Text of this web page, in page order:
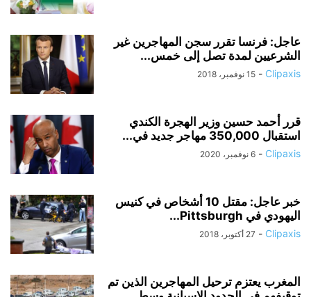
عاجل: فرنسا تقرر سجن المهاجرين غير
الشرعيين لمدة تصل إلى خمس...
Clipaxis
- 15 نوفمبر، 2018
قرر أحمد حسين وزير الهجرة الكندي
استقبال 350,000 مهاجر جديد في...
Clipaxis
- 6 نوفمبر، 2020
خبر عاجل: مقتل 10 أشخاص في كنيس
اليهودي في Pittsburgh...
Clipaxis
- 27 أكتوبر، 2018
المغرب يعتزم ترحيل المهاجرين الذين تم